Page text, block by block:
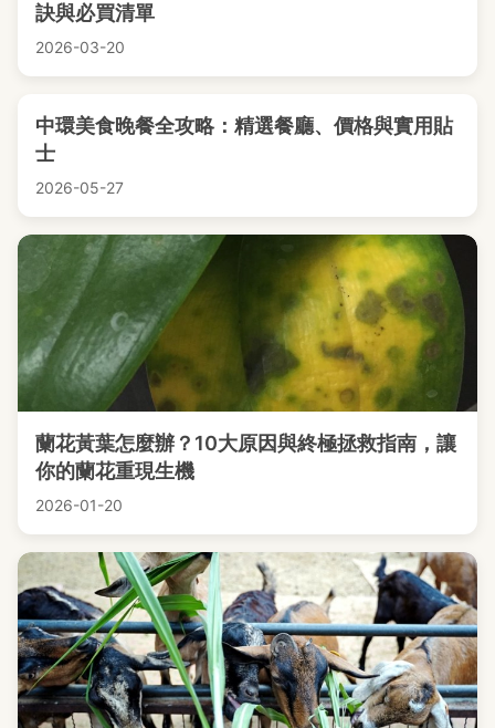
訣與必買清單
2026-03-20
中環美食晚餐全攻略：精選餐廳、價格與實用貼
士
2026-05-27
蘭花黃葉怎麼辦？10大原因與終極拯救指南，讓
你的蘭花重現生機
2026-01-20